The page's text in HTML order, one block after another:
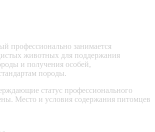
профессионально занимается
животных для поддержания
и получения особей,
породы.
статус профессионального
Место и условия содержания питомцев